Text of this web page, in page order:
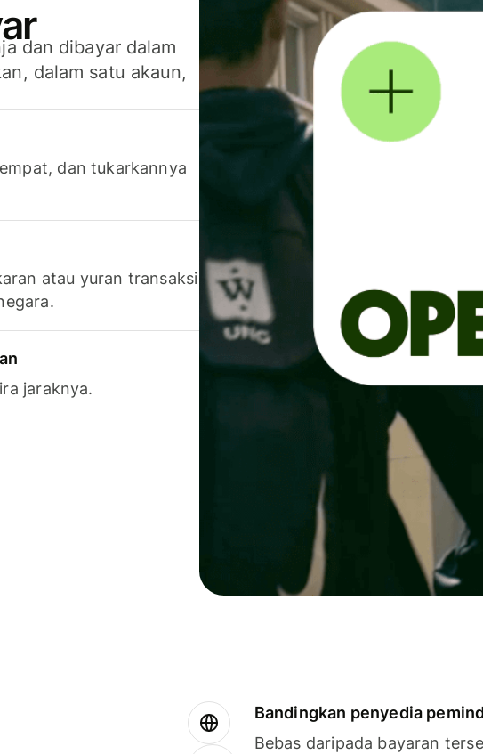
dan dibayar dalam
dalam satu akaun,
dan tukarkannya
atau yuran transaksi
jaraknya.
Bandingkan penyedia
Bebas daripada bayaran